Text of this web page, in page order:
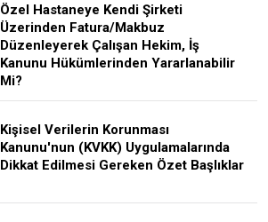
Özel Hastaneye Kendi Şirketi
Üzerinden Fatura/Makbuz
Düzenleyerek Çalışan Hekim, İş
Kanunu Hükümlerinden Yararlanabilir
Mi?
Kişisel Verilerin Korunması
Kanunu'nun (KVKK) Uygulamalarında
Dikkat Edilmesi Gereken Özet Başlıklar